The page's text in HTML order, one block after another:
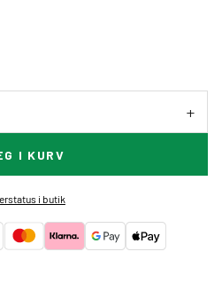
I KURV
i butik